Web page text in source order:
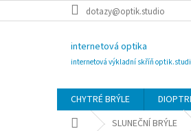
na
dotazy@optik.studio
internetová optika
internetová výkladní skříň
CHYTRÉ BRÝLE
Domů SLUNEČNÍ BRÝLE